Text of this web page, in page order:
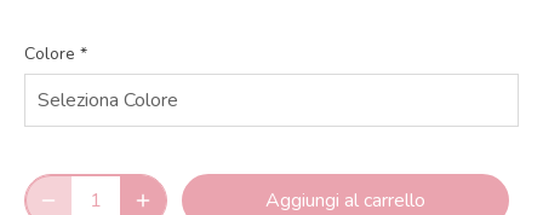
Colore *
Aggiungi al carrello